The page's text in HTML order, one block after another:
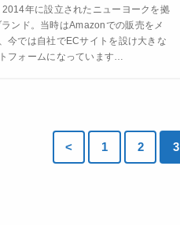
年に設立されたニューヨークを拠
ンド。当時はAmazonでの販売をメ
今では自社でECサイトを設け大きな
フォームになっています…
< 1 2 3